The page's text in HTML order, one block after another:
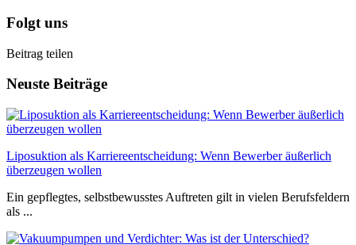
Folgt uns
Beitrag teilen
Neuste Beiträge
Liposuktion als Karriereentscheidung: Wenn Bewerber äußerlich
überzeugen wollen
Ein gepflegtes, selbstbewusstes Auftreten gilt in vielen Berufsfeldern
als ...